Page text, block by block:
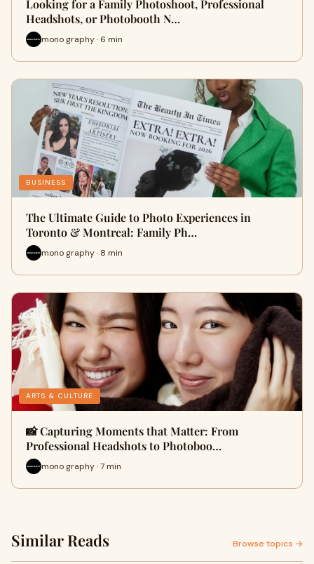
Looking for a Family Photoshoot, Professional
Headshots, or Photobooth N…
mono graphy · 6 min
BUSINESS
The Ultimate Guide to Photo Experiences in
Toronto & Montreal: Family Ph…
mono graphy · 8 min
ARTS & CULTURE
📸 Capturing Moments that Matter: From
Professional Headshots to Photoboo…
mono graphy · 7 min
Similar Reads Browse topics →